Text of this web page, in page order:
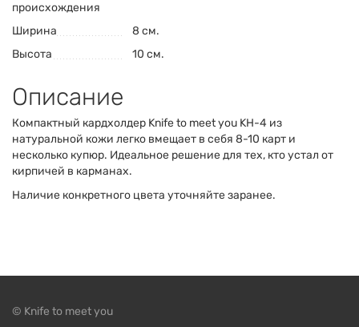
происхождения
Ширина
8 см.
Высота
10 см.
Описание
Компактный кардхолдер Knife to meet you KH-4 из
натуральной кожи легко вмещает в себя 8-10 карт и
несколько купюр. Идеальное решение для тех, кто устал от
кирпичей в карманах.
Наличие конкретного цвета уточняйте заранее.
© Knife to meet you